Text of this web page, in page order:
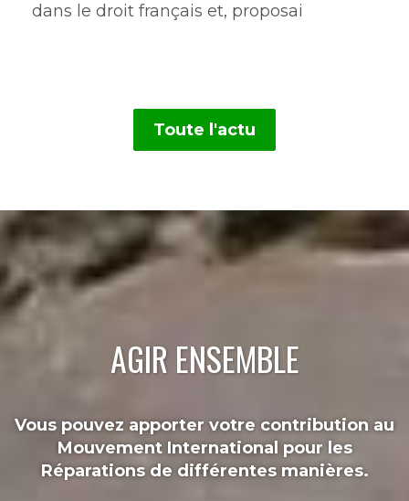
dans le droit français et, proposai
Toute l'actu
AGIR ENSEMBLE
Vous pouvez apporter votre contribution au
Mouvement International pour les
Réparations de différentes manières.